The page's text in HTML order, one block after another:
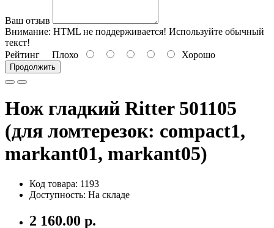
Ваш отзыв
Внимание: HTML не поддерживается! Используйте обычный
текст!
Рейтинг Плохо Хорошо
Продолжить
Нож гладкий Ritter 501105
(для ломтерезок: compact1,
markant01, markant05)
Код товара: 1193
Доступность: На складе
2 160.00 р.